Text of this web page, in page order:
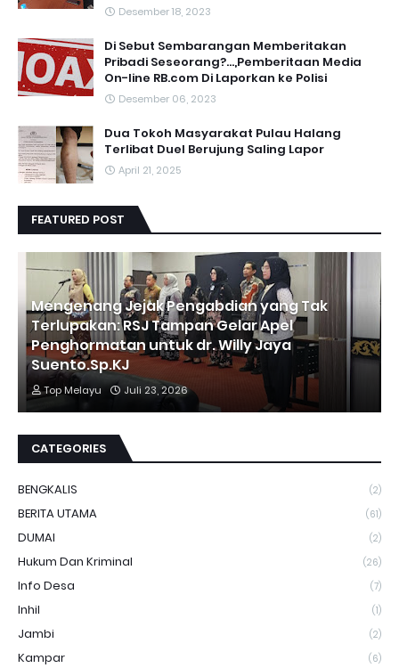
Desember 18, 2023
Di Sebut Sembarangan Memberitakan
Pribadi Seseorang?...,Pemberitaan Media
On-line RB.com Di Laporkan ke Polisi
Desember 06, 2023
Dua Tokoh Masyarakat Pulau Halang
Terlibat Duel Berujung Saling Lapor
April 21, 2025
FEATURED POST
Mengenang Jejak Pengabdian yang Tak
Terlupakan: RSJ Tampan Gelar Apel
Penghormatan untuk dr. Willy Jaya
Suento.Sp.KJ
Top Melayu Juli 23, 2026
CATEGORIES
BENGKALIS (2)
BERITA UTAMA (61)
DUMAI (2)
Hukum Dan Kriminal (26)
Info Desa (7)
Inhil (1)
Jambi (2)
Kampar (6)